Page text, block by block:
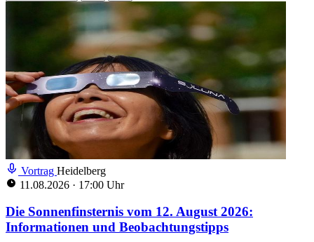
Vortrag Heidelberg
11.08.2026 · 17:00 Uhr
Die Sonnenfinsternis vom 12. August 2026:
Informationen und Beobachtungstipps